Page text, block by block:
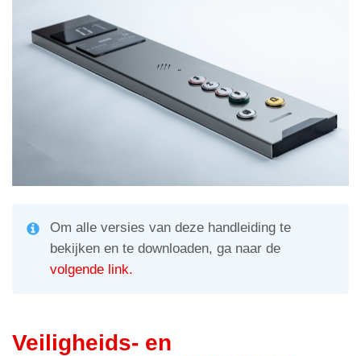
p
m
Om alle versies van deze handleiding te
bekijken en te downloaden, ga naar de
volgende link.
Veiligheids- en